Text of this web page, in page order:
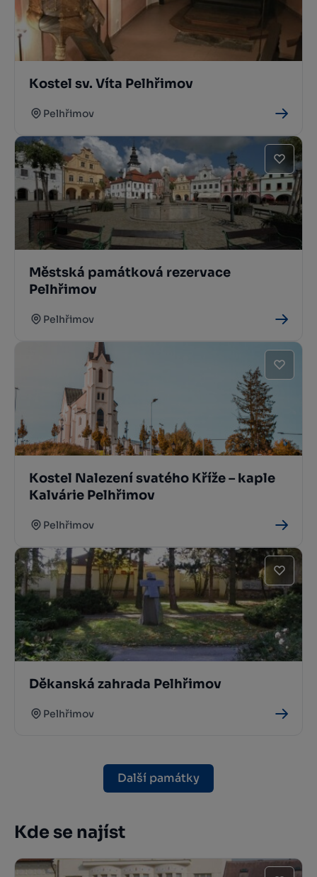
Kostel sv. Víta Pelhřimov
Pelhřimov
Městská památková rezervace
Pelhřimov
Pelhřimov
Kostel Nalezení svatého Kříže – kaple
Kalvárie Pelhřimov
Pelhřimov
Děkanská zahrada Pelhřimov
Pelhřimov
Další památky
Kde se najíst